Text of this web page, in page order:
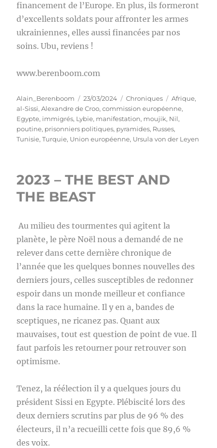
financement de l’Europe. En plus, ils formeront
d’excellents soldats pour affronter les armes
ukrainiennes, elles aussi financées par nos
soins. Ubu, reviens !
www.berenboom.com
Auteur
Alain_Berenboom
Publié
le
23/03/2024 Catégories
Chroniques Étiquettes
Afrique,
al-Sissi,Alexandre de Croo,commission européenne,
Egypte, immigrés, Lybie, manifestation, moujik, Nil,
poutine, prisonniers politiques, pyramides, Russes,
Tunisie,Turquie, Union européenne, Ursula von der Leyen
2023 – THE BEST AND
THE BEAST
Au milieu des tourmentes qui agitent la
planète, le père Noël nous a demandé de ne
relever dans cette dernière chronique de
l’année que les quelques bonnes nouvelles des
derniers jours, celles susceptibles de redonner
espoir dans un monde meilleur et confiance
dans la race humaine. Il y en a, bandes de
sceptiques, ne ricanez pas. Quant aux
mauvaises, tout est question de point de vue. Il
faut parfois les retourner pour retrouver son
optimisme.
Tenez, la réélection il y a quelques jours du
président Sissi en Egypte. Plébiscité lors des
deux derniers scrutins par plus de 96 % des
électeurs, il n’a recueilli cette fois que 89,6 %
des voix.